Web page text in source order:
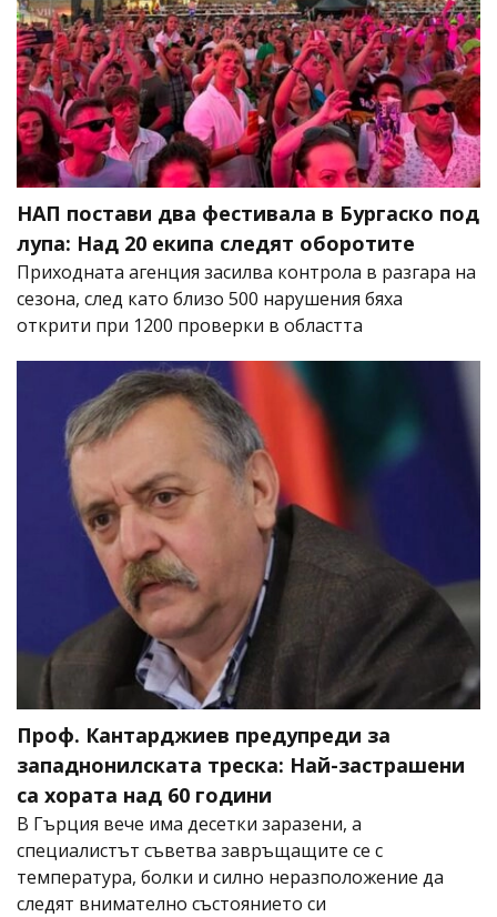
НАП постави два фестивала в Бургаско под
лупа: Над 20 екипа следят оборотите
Приходната агенция засилва контрола в разгара на
сезона, след като близо 500 нарушения бяха
открити при 1200 проверки в областта
Проф. Кантарджиев предупреди за
западнонилската треска: Най-застрашени
са хората над 60 години
В Гърция вече има десетки заразени, а
специалистът съветва завръщащите се с
температура, болки и силно неразположение да
следят внимателно състоянието си